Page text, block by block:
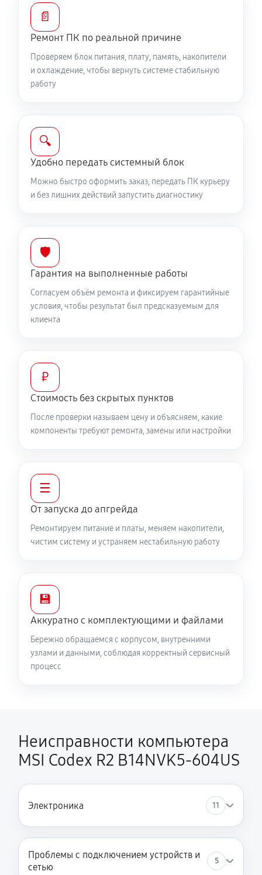
📄
Ремонт ПК по реальной причине
Проверяем блок питания, плату, память, накопители
и охлаждение, чтобы вернуть системе стабильную
работу
🔍
Удобно передать системный блок
Можно быстро оформить заказ, передать ПК курьеру
и без лишних действий запустить диагностику
🛡️
Гарантия на выполненные работы
Согласуем объём ремонта и фиксируем гарантийные
условия, чтобы результат был предсказуемым для
клиента
₽
Стоимость без скрытых пунктов
После проверки называем цену и объясняем, какие
компоненты требуют ремонта, замены или настройки
☰
От запуска до апгрейда
Ремонтируем питание и платы, меняем накопители,
чистим систему и устраняем нестабильную работу
💾
Аккуратно с комплектующими и файлами
Бережно обращаемся с корпусом, внутренними
узлами и данными, соблюдая корректный сервисный
процесс
Неисправности компьютера
MSI Codex R2 B14NVK5-604US
Электроника 11
Проблемы с подключением устройств и
сетью
5